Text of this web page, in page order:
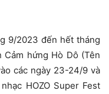
9/2023 đến hết tháng
hứng Hò Dô (Tên
các ngày 23-24/9 và
HOZO Super Fest